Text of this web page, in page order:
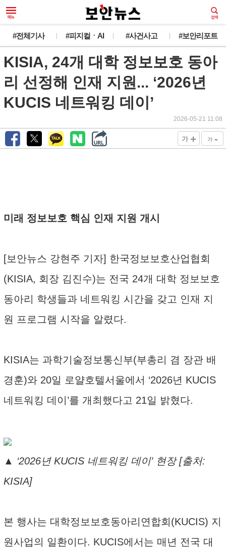
#전체기사 #피지컬ㆍAI #사건사고 #보안리포트
KISIA, 24개 대학 정보보호 동아
리 선정해 인재 지원... ‘2026년
KUCIS 네트워킹 데이’
2026-05-21 11:08
가 + 가 -
미래 정보보호 핵심 인재 지원 개시
[보안뉴스 강현주 기자] 한국정보보호산업협회
(KISIA, 회장 김진수)는 전국 24개 대학 정보보호
동아리 학생들과 네트워킹 시간을 갖고 인재 지
원 프로그램 시작을 알렸다.
KISIA는 과학기술정보통신부(부총리 겸 장관 배
경훈)와 20일 로얄호텔서울에서 ‘2026년 KUCIS
네트워킹 데이’를 개최했다고 21일 밝혔다.
▲ ‘2026년 KUCIS 네트워킹 데이’ 현장 [출처:
KISIA]
본 행사는 대학정보보호동아리연합회(KUCIS) 지
원사업의 일환이다. KUCIS에서는 매년 전국 대